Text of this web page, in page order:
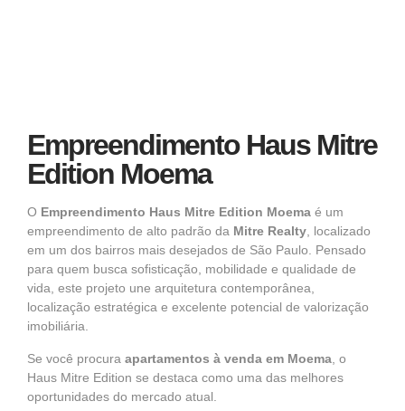
Empreendimento Haus Mitre
Edition Moema
O Empreendimento Haus Mitre Edition Moema é um
empreendimento de alto padrão da Mitre Realty , localizado
em um dos bairros mais desejados de São Paulo. Pensado
para quem busca sofisticação, mobilidade e qualidade de
vida, este projeto une arquitetura contemporânea,
localização estratégica e excelente potencial de valorização
imobiliária.
Se você procura apartamentos à venda em Moema , o
Haus Mitre Edition se destaca como uma das melhores
oportunidades do mercado atual.